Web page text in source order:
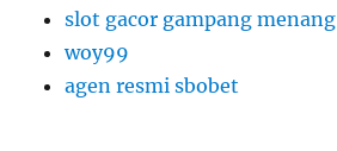
slot gacor gampang menang
woy99
agen resmi sbobet